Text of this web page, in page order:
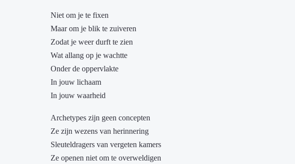
Niet om je te fixen
Maar om je blik te zuiveren
Zodat je weer durft te zien
Wat allang op je wachtte
Onder de oppervlakte
In jouw lichaam
In jouw waarheid
Archetypes zijn geen concepten
Ze zijn wezens van herinnering
Sleuteldragers van vergeten kamers
Ze openen niet om te overweldigen